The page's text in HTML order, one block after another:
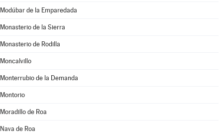
Modúbar de la Emparedada
Monasterio de la Sierra
Monasterio de Rodilla
Moncalvillo
Monterrubio de la Demanda
Montorio
Moradillo de Roa
Nava de Roa